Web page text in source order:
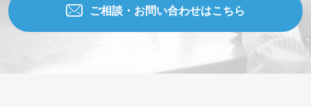
ご相談・お問い合わせはこちら